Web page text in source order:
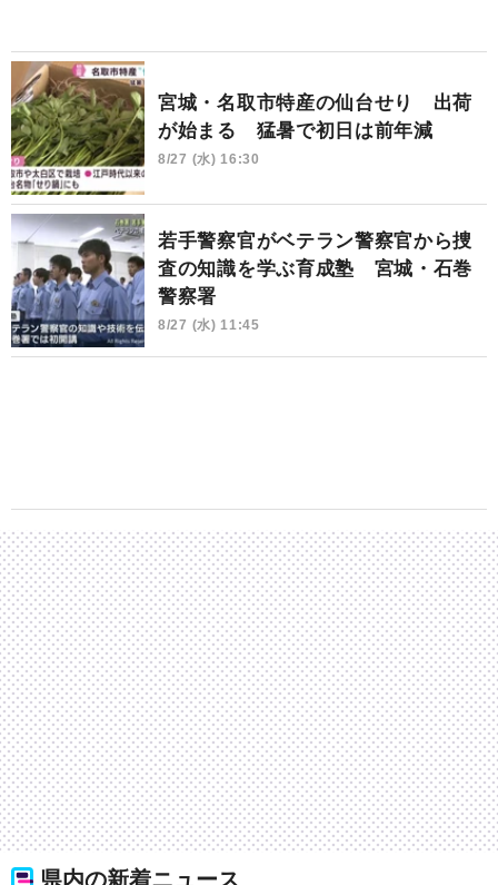
宮城・名取市特産の仙台せり 出荷
が始まる 猛暑で初日は前年減
8/27 (水) 16:30
若手警察官がベテラン警察官から捜
査の知識を学ぶ育成塾 宮城・石巻
警察署
8/27 (水) 11:45
県内の新着ニュース